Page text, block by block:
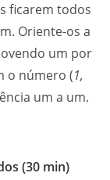
ficarem todos
Oriente-os a
um por
o número (1,
um a um.
(30 min)